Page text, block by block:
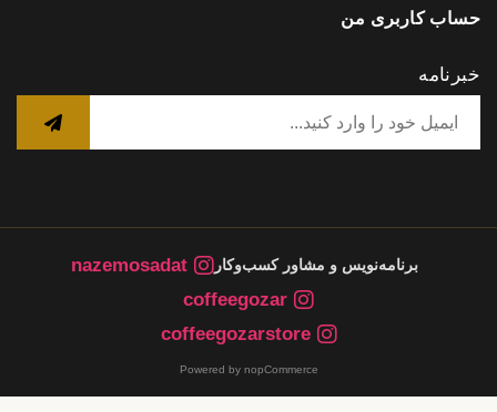
حساب کاربری من
خبرنامه
برنامه‌نویس و مشاور کسب‌وکار
nazemosadat
coffeegozar
coffeegozarstore
Powered by nopCommerce